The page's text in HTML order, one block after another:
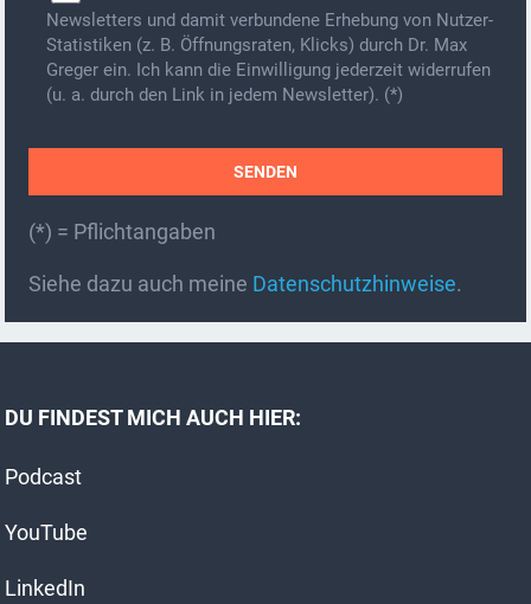
Newsletters und damit verbundene Erhebung von Nutzer-
Statistiken (z. B. Öffnungsraten, Klicks) durch Dr. Max
Greger ein. Ich kann die Einwilligung jederzeit widerrufen
(u. a. durch den Link in jedem Newsletter). (*)
(*) = Pflichtangaben
A
t
n
t
e
Siehe dazu auch meine Datenschutzhinweise.
DU FINDEST MICH AUCH HIER:
Podcast
YouTube
LinkedIn